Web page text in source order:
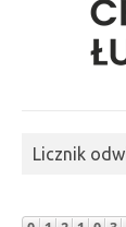
Licznik